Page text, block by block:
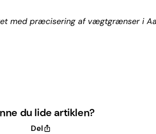
med præcisering af vægtgrænser i
du lide artiklen?
Del